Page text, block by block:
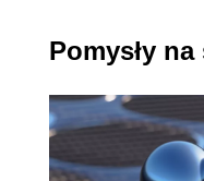
Pomysły